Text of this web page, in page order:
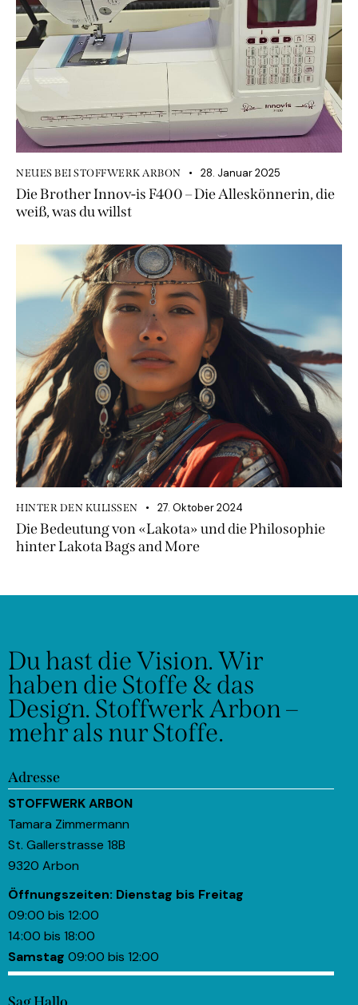
NEUES BEI STOFFWERK ARBON 28. Januar 2025
Die Brother Innov-is F400 – Die Alleskönnerin, die
weiß, was du willst
HINTER DEN KULISSEN 27. Oktober 2024
Die Bedeutung von «Lakota» und die Philosophie
hinter Lakota Bags and More
Du hast die Vision.Wir
haben die Stoffe & das
Design. Stoffwerk Arbon –
mehr als nur Stoffe.
Adresse
STOFFWERK ARBON
Tamara Zimmermann
St. Gallerstrasse 18B
9320 Arbon
Öffnungszeiten: Dienstag bis Freitag
09:00 bis 12:00
14:00 bis 18:00
Samstag 09:00 bis 12:00